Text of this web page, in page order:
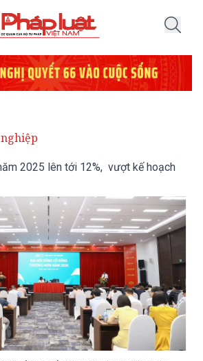
2025 lên tới 12%, vượt kế hoạch
đồng cổ đông thường niên năm
2026 của BIC